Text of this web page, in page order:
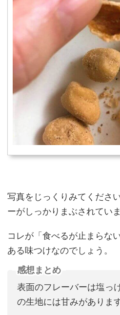
写真をじっくりみてくださ
ーがしっかりまぶされていま
コレが「食べるが止まらな
ある味つけなのでしょう。
感想まとめ
表面のフレーバーは塩っ
の生地には甘みがあります